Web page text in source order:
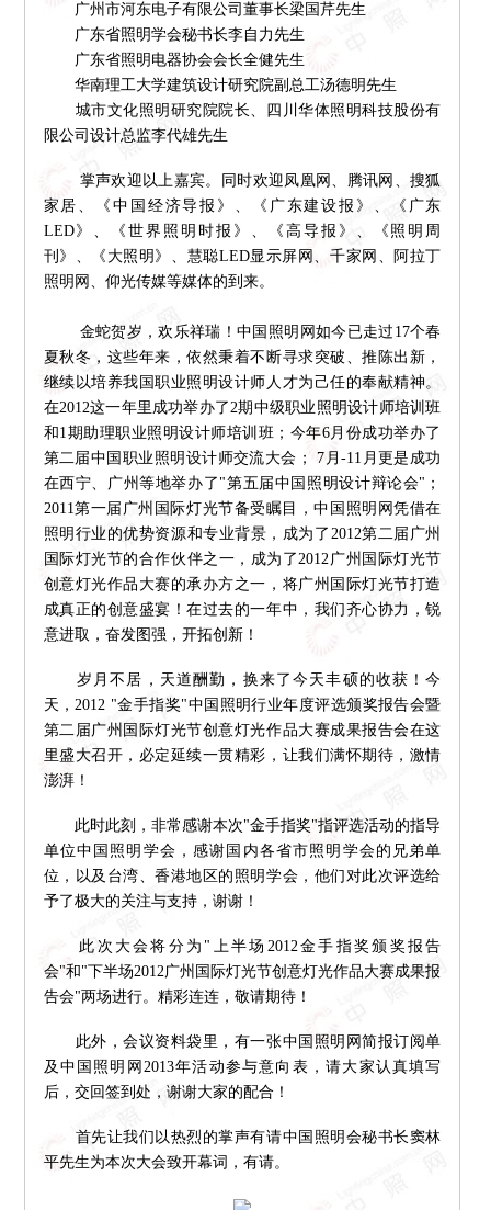
广州市河东电子有限公司董事长梁国芹先生
广东省照明学会秘书长李自力先生
广东省照明电器协会会长全健先生
华南理工大学建筑设计研究院副总工汤德明先生
城市文化照明研究院院长、四川华体照明科技股份有
限公司设计总监李代雄先生
掌声欢迎以上嘉宾。同时欢迎凤凰网、腾讯网、搜狐
家居、《中国经济导报》、《广东建设报》、《广东
LED》、《世界照明时报》、《高导报》、《照明周
刊》、《大照明》、慧聪LED显示屏网、千家网、阿拉丁
照明网、仰光传媒等媒体的到来。
金蛇贺岁，欢乐祥瑞！中国照明网如今已走过17个春
夏秋冬，这些年来，依然秉着不断寻求突破、推陈出新，
继续以培养我国职业照明设计师人才为己任的奉献精神。
在2012这一年里成功举办了2期中级职业照明设计师培训班
和1期助理职业照明设计师培训班；今年6月份成功举办了
第二届中国职业照明设计师交流大会； 7月-11月更是成功
在西宁、广州等地举办了"第五届中国照明设计辩论会"；
2011第一届广州国际灯光节备受瞩目，中国照明网凭借在
照明行业的优势资源和专业背景，成为了2012第二届广州
国际灯光节的合作伙伴之一，成为了2012广州国际灯光节
创意灯光作品大赛的承办方之一，将广州国际灯光节打造
成真正的创意盛宴！在过去的一年中，我们齐心协力，锐
意进取，奋发图强，开拓创新！
岁月不居，天道酬勤，换来了今天丰硕的收获！今
天，2012 "金手指奖"中国照明行业年度评选颁奖报告会暨
第二届广州国际灯光节创意灯光作品大赛成果报告会在这
里盛大召开，必定延续一贯精彩，让我们满怀期待，激情
澎湃！
此时此刻，非常感谢本次"金手指奖"指评选活动的指导
单位中国照明学会，感谢国内各省市照明学会的兄弟单
位，以及台湾、香港地区的照明学会，他们对此次评选给
予了极大的关注与支持，谢谢！
此次大会将分为"上半场2012金手指奖颁奖报告
会"和"下半场2012广州国际灯光节创意灯光作品大赛成果报
告会"两场进行。精彩连连，敬请期待！
此外，会议资料袋里，有一张中国照明网简报订阅单
及中国照明网2013年活动参与意向表，请大家认真填写
后，交回签到处，谢谢大家的配合！
首先让我们以热烈的掌声有请中国照明会秘书长窦林
平先生为本次大会致开幕词，有请。